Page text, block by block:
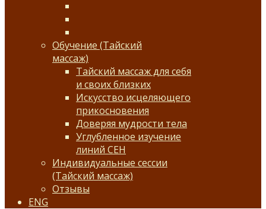
Обучение (Тайский
массаж)
Тайский массаж для себя
и своих близких
Искусство исцеляющего
прикосновения
Доверяя мудрости тела
Углубленное изучение
линий СЕН
Индивидуальные сессии
(Тайский массаж)
Отзывы
ENG